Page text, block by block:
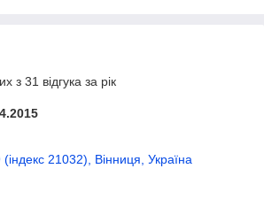
чи літаків, що зменшені у десятки
мають максимальний рівень
з 31 відгука за рік
(індекс 21032), Вінниця, Україна